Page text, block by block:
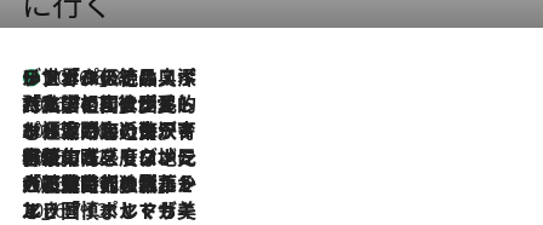
2026.8.8
リスボンの絶品スイーツ「パステル・デ・ナタ」とは？ポルトガル伝統の奥深い世界へ
2026.7.27
「私の祖国はポルトガル語です」国民的詩人フェルナンド・ペソアと、彼が愛した文学の街を歩く
2026.7.26
ポルトガル近海が育む極上の海の幸。キリリと冷えた白ワインと愉しむ、シーフード専門店の贅沢
2026.7.22
伝統の味をモダンに昇華。高感度な地元客が集う、リスボンの最旬ガストロノミー
2026.7.21
大航海時代の栄華から、震災、独裁、そして革命へ。ポルトガル・首都リスボンの石畳に刻まれた「歴史の光と影」
2026.7.13
エッセイ・ヤマザキマリ「慎ましくも美しき国 ポルトガル」